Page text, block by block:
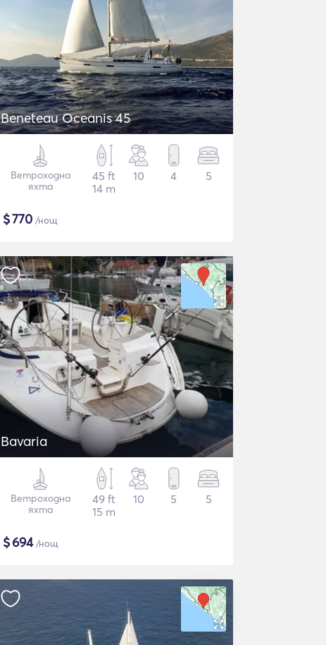
Beneteau Oceanis 45
Ветроходна
яхта
45 ft
14 m
10 4 5
$770 /нощ
Bavaria
Ветроходна
яхта
49 ft
15 m
10 5 5
$694/нощ